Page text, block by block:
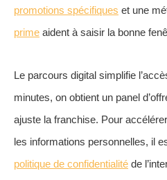
promotions spécifiques et une
prime aident à saisir la bonne
Le parcours digital simplifie
minutes, on obtient un panel
ajuste la franchise. Pour
les informations personnelles, il
politique de confidentialité de